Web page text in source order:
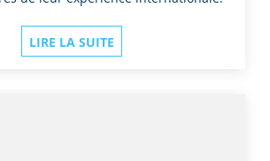
LIRE LA SUITE